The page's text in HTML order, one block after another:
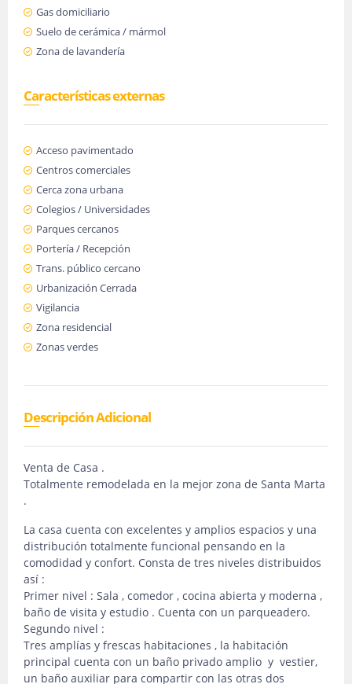
Gas domiciliario
Suelo de cerámica / mármol
Zona de lavandería
Características externas
Acceso pavimentado
Centros comerciales
Cerca zona urbana
Colegios / Universidades
Parques cercanos
Portería / Recepción
Trans. público cercano
Urbanización Cerrada
Vigilancia
Zona residencial
Zonas verdes
Descripción Adicional
Venta de Casa .
Totalmente remodelada en la mejor zona de Santa Marta
.
La casa cuenta con excelentes y amplios espacios y una
distribución totalmente funcional pensando en la
comodidad y confort. Consta de tres niveles distribuidos
así :
Primer nivel : Sala , comedor , cocina abierta y moderna ,
baño de visita y estudio . Cuenta con un parqueadero.
Segundo nivel :
Tres amplías y frescas habitaciones , la habitación
principal cuenta con un baño privado amplio y vestier,
un baño auxiliar para compartir con las otras dos